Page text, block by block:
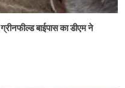
बाईपास का डीएम ने